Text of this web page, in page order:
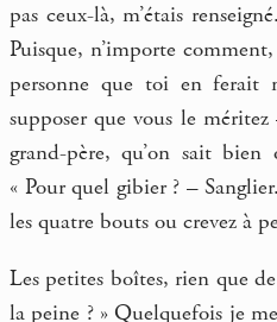
pas ceux-là, m’étais
Puisque, n’importe
personne que toi en ferait
supposer que vous le
grand-père, qu’on sait
« Pour quel gibier ? –
les quatre bouts ou crevez à
Les petites boîtes, rien que
la peine ? » Quelquefois je